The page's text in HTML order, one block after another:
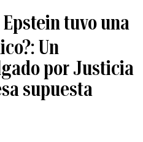
tuvo una
Un
por Justicia
supuesta